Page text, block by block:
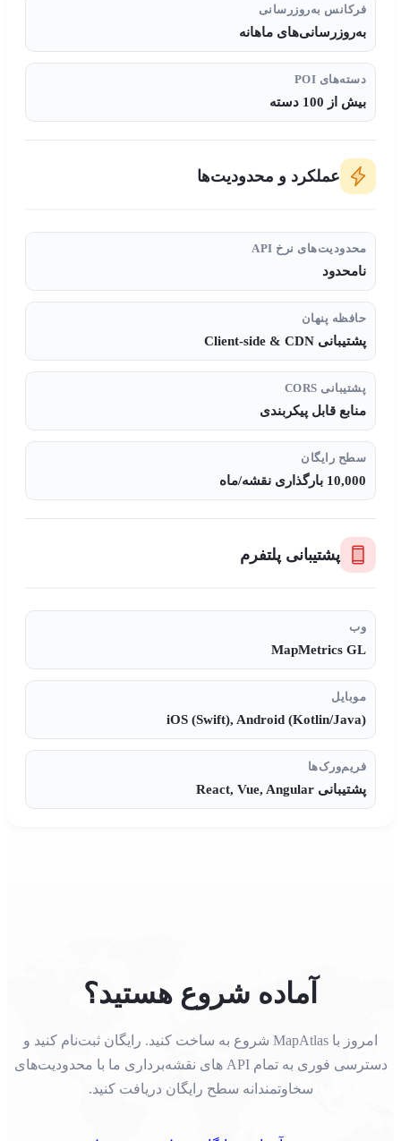
فرکانس به‌روزرسانی
به‌روزرسانی‌های ماهانه
دسته‌های POI
بیش از 100 دسته
عملکرد و محدودیت‌ها
محدودیت‌های نرخ API
نامحدود
حافظه پنهان
پشتیبانی Client-side & CDN
پشتیبانی CORS
منابع قابل پیکربندی
سطح رایگان
10,000 بارگذاری نقشه/ماه
پشتیبانی پلتفرم
وب
MapMetrics GL
موبایل
iOS (Swift), Android (Kotlin/Java)
فریم‌ورک‌ها
پشتیبانی React, Vue, Angular
آماده شروع هستید؟
امروز با MapAtlas شروع به ساخت کنید. رایگان ثبت‌نام کنید و
دسترسی فوری به تمام API های نقشه‌برداری ما با محدودیت‌های
سخاوتمندانه سطح رایگان دریافت کنید.